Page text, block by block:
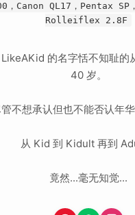
，Canon QL17，Pentax SP
Rolleiflex 2.8F
的名字恬不知耻的
40 岁。
不想承认但也不能否认年
从 Kid 到 Kidult 再到
竟然...毫无知觉...